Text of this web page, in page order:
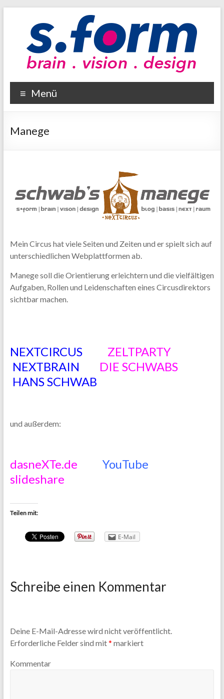
wechseln
sform
brain
vision
Menü
Manege
Mein Circus hat viele Seiten und Zeiten und er spielt sich auf
unterschiedlichen Webplattformen ab.
Manege soll die Orientierung erleichtern und die vielfältigen
Aufgaben, Rollen und Leidenschaften eines Circusdirektors
sichtbar machen.
NEXTCIRCUS
ZELTPARTY
NEXTBRAIN
DIE SCHWABS
HANS SCHWAB
und außerdem:
dasneXTe.de
YouTube
slideshare
Teilen mit:
E-Mail
Schreibe einen Kommentar
Deine E-Mail-Adresse wird nicht veröffentlicht.
Erforderliche Felder sind mit* markiert
Kommentar